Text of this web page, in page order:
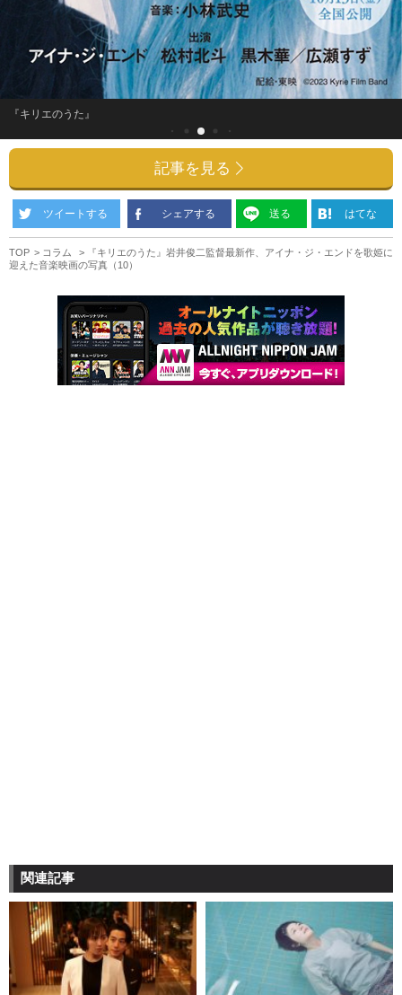
『キリエのうた』
記事を見る
ツイートする シェアする 送る はてな
TOP コラム
『キリエのうた』岩井俊二監督最新作、アイナ・ジ・エンドを歌姫に
迎えた音楽映画の写真（10）
関連記事